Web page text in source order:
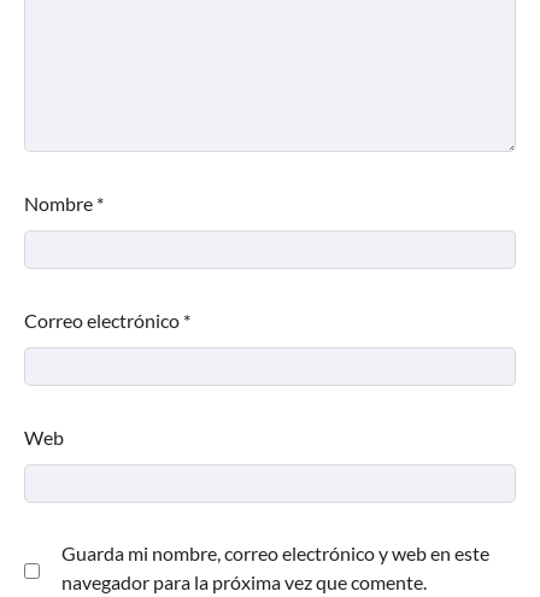
Nombre *
Correo electrónico *
Web
Guarda mi nombre, correo electrónico y web en este
navegador para la próxima vez que comente.